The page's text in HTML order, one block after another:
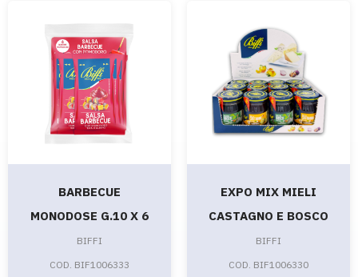
BARBECUE
MONODOSE G.10 X 6
BIFFI
COD. BIF1006333
EXPO MIX MIELI
CASTAGNO E BOSCO
BIFFI
COD. BIF1006330